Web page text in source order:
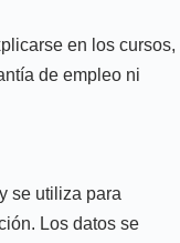
en los cursos,
de empleo ni
se utiliza para
Los datos se